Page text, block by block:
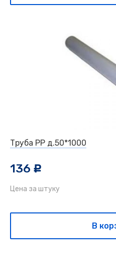
Труба РР д.50*1000
136 c
Цена за штуку
В